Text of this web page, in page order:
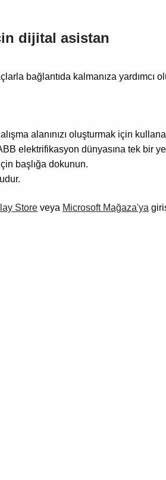
dijital asistan
bağlantıda kalmanıza
alanınızı oluşturmak için
elektrifikasyon dünyasına tek bir
başlığa dokunun.
Store veya Microsoft Mağaza'ya